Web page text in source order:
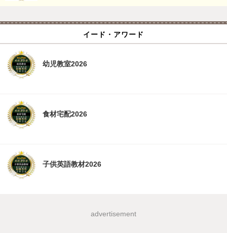
イード・アワード
幼児教室2026
食材宅配2026
子供英語教材2026
advertisement